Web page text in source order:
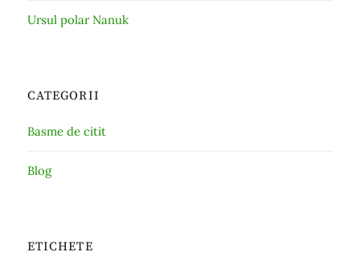
Ursul polar Nanuk
CATEGORII
Basme de citit
Blog
ETICHETE